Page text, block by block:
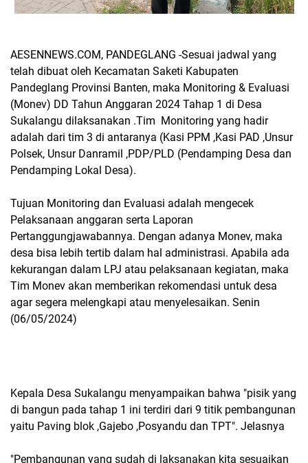
AESENNEWS.COM, PANDEGLANG -Sesuai jadwal yang
telah dibuat oleh Kecamatan Saketi Kabupaten
Pandeglang Provinsi Banten, maka Monitoring & Evaluasi
(Monev) DD Tahun Anggaran 2024 Tahap 1 di Desa
Sukalangu dilaksanakan .Tim Monitoring yang hadir
adalah dari tim 3 di antaranya (Kasi PPM ,Kasi PAD ,Unsur
Polsek, Unsur Danramil ,PDP/PLD (Pendamping Desa dan
Pendamping Lokal Desa).
Tujuan Monitoring dan Evaluasi adalah mengecek
Pelaksanaan anggaran serta Laporan
Pertanggungjawabannya. Dengan adanya Monev, maka
desa bisa lebih tertib dalam hal administrasi. Apabila ada
kekurangan dalam LPJ atau pelaksanaan kegiatan, maka
Tim Monev akan memberikan rekomendasi untuk desa
agar segera melengkapi atau menyelesaikan. Senin
(06/05/2024)
Kepala Desa Sukalangu menyampaikan bahwa "pisik yang
di bangun pada tahap 1 ini terdiri dari 9 titik pembangunan
yaitu Paving blok ,Gajebo ,Posyandu dan TPT". Jelasnya
"Pembangunan yang sudah di laksanakan kita sesuaikan